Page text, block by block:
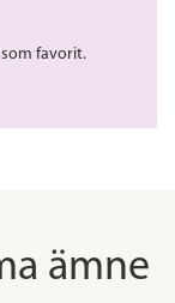
favorit.
ämne